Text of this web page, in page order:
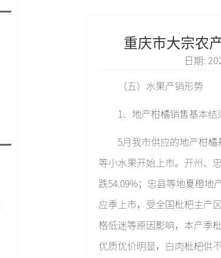
重庆市大宗农
日期:
（五）水果产销形势
1、地产柑橘销售基本
5月我市供应的地产柑
等小水果开始上市。开州、
跌54.09%；忠县等地夏橙地
应季上市，受全国枇杷主产
格低迷等原因影响，本产季
优质优价明显，白肉枇杷供